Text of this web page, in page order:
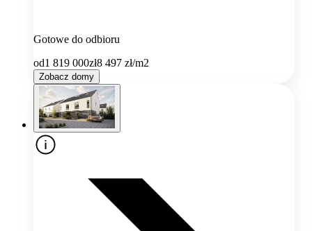
Gotowe do odbioru
od1 819 000zł8 497 zł/m2
Zobacz domy